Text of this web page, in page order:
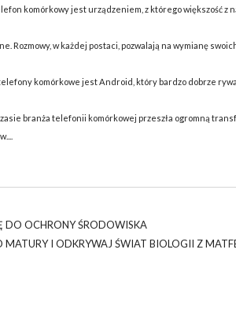
komórkowy jest urządzeniem, z którego większość z
Rozmowy, w każdej postaci, pozwalają na wymianę
komórkowe jest Android, który bardzo dobrze
branża telefonii komórkowej przeszła ogromną
DO OCHRONY ŚRODOWISKA
MATURY I ODKRYWAJ ŚWIAT BIOLOGII Z